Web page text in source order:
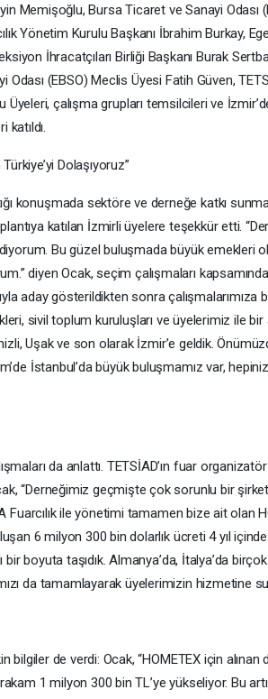
Memişoğlu, Bursa Ticaret ve Sanayi Odası
Yönetim Kurulu Başkanı İbrahim Burkay,
İhracatçıları Birliği Başkanı Burak
Odası (EBSO) Meclis Üyesi Fatih Güven,
Üyeleri, çalışma grupları temsilcileri ve
katıldı.
Dolaşıyoruz”
konuşmada sektöre ve derneğe katkı
katılan İzmirli üyelere teşekkür etti.
Bu güzel buluşmada büyük emekleri
diyen Ocak, seçim çalışmaları
aday gösterildikten sonra çalışmalarımıza
sivil toplum kuruluşları ve üyelerimiz ile bir
Uşak ve son olarak İzmir’e geldik.
İstanbul’da büyük buluşmamız var,
da anlattı. TETSİAD’ın fuar
“Derneğimiz geçmişte çok sorunlu bir
Fuarcılık ile yönetimi tamamen bize ait olan
6 milyon 300 bin dolarlık ücreti 4 yıl
bir boyuta taşıdık. Almanya’da, İtalya’da
da tamamlayarak üyelerimizin hizmetine
bilgiler de verdi: Ocak, “HOMETEX için
1 milyon 300 bin TL’ye yükseliyor. Bu